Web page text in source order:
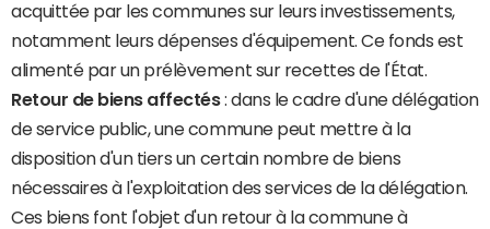
acquittée par les communes sur leurs investissements,
notamment leurs dépenses d'équipement. Ce fonds est
alimenté par un prélèvement sur recettes de l'État.
Retour de biens affectés: dans le cadre d'une délégation
de service public, une commune peut mettre à la
disposition d'un tiers un certain nombre de biens
nécessaires à l'exploitation des services de la délégation.
Ces biens font l'objet d'un retour à la commune à